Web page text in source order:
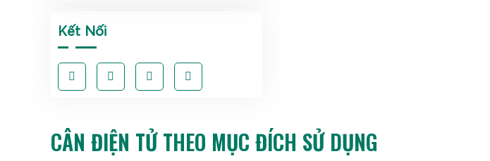
Kết Nối
CÂN ĐIỆN TỬ THEO MỤC ĐÍCH SỬ DỤNG